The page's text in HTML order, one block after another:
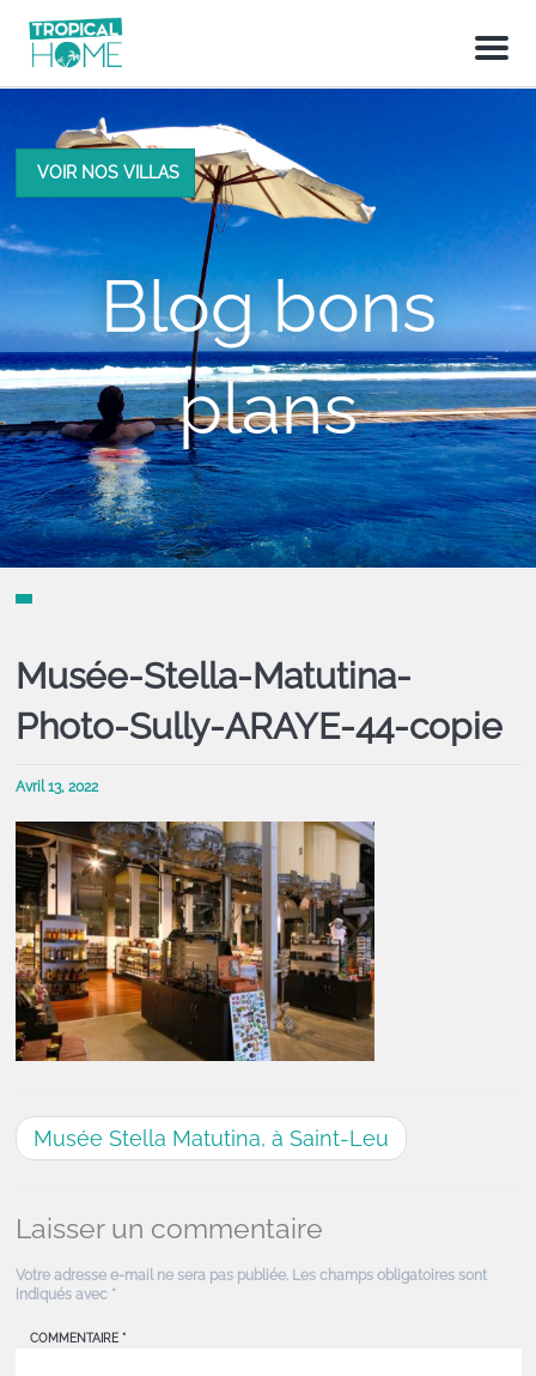
M
n
VOIR NOS VILLAS
Blog bons
plans
Musée-Stella-Matutina-
Photo-Sully-ARAYE-44-copie
Avril 13, 2022
Musée Stella Matutina, à Saint-Leu
Laisser un commentaire
Votre adresse e-mail ne sera pas publiée. Les champs obligatoires sont
indiqués avec *
COMMENTAIRE *